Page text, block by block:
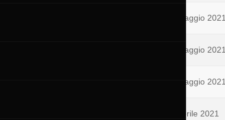
15 Maggio 2021
13 Maggio 2021
07 Maggio 2021
19 Aprile 2021